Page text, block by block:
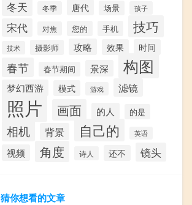
冬天 冬季 唐代 场景 孩子
宋代 对焦 您的 手机 技巧
技术 摄影师 攻略 效果 时间
春节 春节期间 景深 构图
梦幻西游 模式 游戏 滤镜
照片 画面 的人 的是
相机 背景 自己的 英语
视频 角度 诗人 还不 镜头
猜你想看的文章